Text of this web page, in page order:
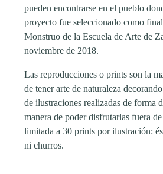
pueden encontrarse en el pueblo
proyecto fue seleccionado como
Monstruo de la Escuela de Arte de
noviembre de 2018.
Las reproducciones o prints son la
de tener arte de naturaleza
de ilustraciones realizadas de forma
manera de poder disfrutarlas fuera
limitada a 30 prints por ilustración:
ni churros.